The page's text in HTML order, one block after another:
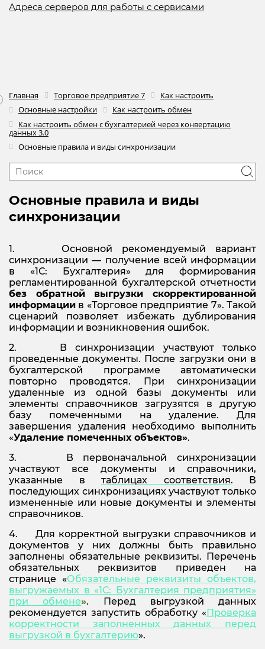
Адреса серверов для работы с сервисами
Главная Торговое предприятие 7
Как настроить
Основные настройки
Как настроить обмен
Как настроить обмен с бухгалтерией через конвертацию
данных 3.0
Основные правила и виды синхронизации
Основные правила и виды
синхронизации
1. Основной рекомендуемый вариант
синхронизации — получение всей информации
в «1С: Бухгалтерия» для формирования
регламентированной бухгалтерской отчетности
без обратной выгрузки скорректированной
информации в «Торговое предприятие 7». Такой
сценарий позволяет избежать дублирования
информации и возникновения ошибок.
2. В синхронизации участвуют только
проведенные документы. После загрузки они в
бухгалтерской программе автоматически
повторно проводятся. При синхронизации
удаленные из одной базы документы или
элементы справочников загрузятся в другую
базу помеченными на удаление. Для
завершения удаления необходимо выполнить
«Удаление помеченных объектов».
3. В первоначальной синхронизации
участвуют все документы и справочники,
указанные в таблицах соответствия. В
последующих синхронизациях участвуют только
измененные или новые документы и элементы
справочников.
4. Для корректной выгрузки справочников и
документов у них должны быть правильно
заполнены обязательные реквизиты. Перечень
обязательных реквизитов приведен на
странице «Обязательные реквизиты объектов,
выгружаемых в «1С: Бухгалтерия предприятия»
при обмене». Перед выгрузкой данных
рекомендуется запустить обработку «Проверка
корректности заполненных данных перед
выгрузкой в бухгалтерию».